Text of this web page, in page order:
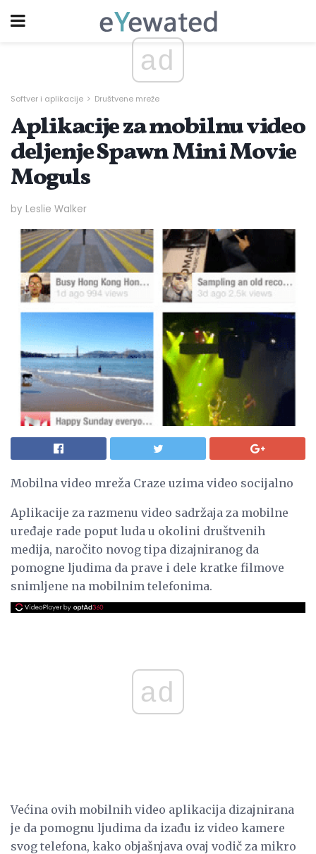
ad
Softver i aplikacije Društvene mreže
Aplikacije za mobilnu video
deljenje Spawn Mini Movie
Moguls
by Leslie Walker
Mobilna video mreža Craze uzima video socijalno
Aplikacije za razmenu video sadržaja za mobilne
uređaje rade poput luda u okolini društvenih
medija, naročito novog tipa dizajniranog da
pomogne ljudima da prave i dele kratke filmove
snimljene na mobilnim telefonima.
ad
Većina ovih mobilnih video aplikacija dizajnirana
je da pomognu ljudima da izađu iz video kamere
svog telefona, kako objašnjava ovaj vodič za mikro